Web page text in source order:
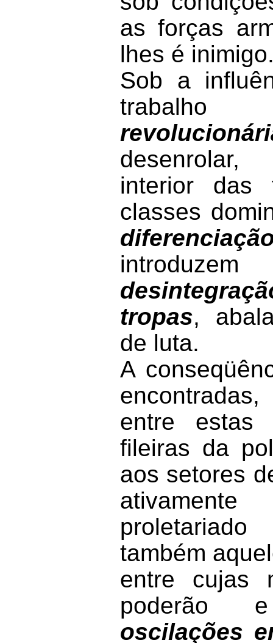
as forças
lhes é
Sob a
desenrolar,
interior das
classes
tropas,
de luta.
A
entre
fileiras da
aos setores
também
entre cujas
poderão
oscilações